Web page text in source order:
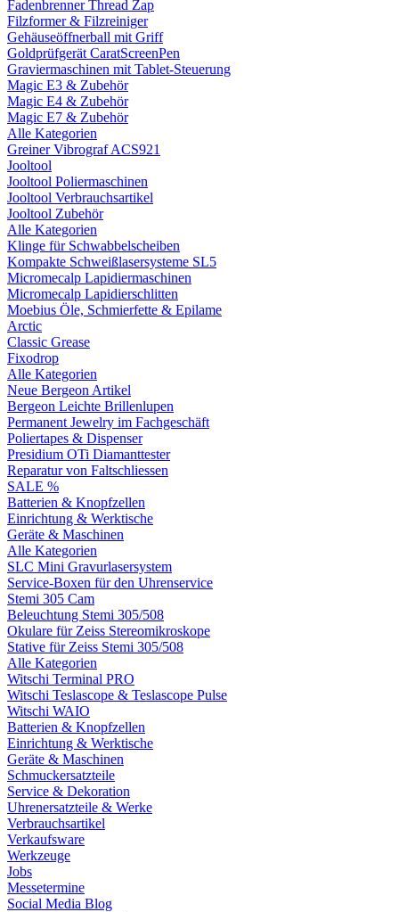
Fadenbrenner Thread Zap
Filzformer & Filzreiniger
Gehäuseöffnerball mit Griff
Goldprüfgerät CaratScreenPen
Graviermaschinen mit Tablet-Steuerung
Magic E3 & Zubehör
Magic E4 & Zubehör
Magic E7 & Zubehör
Alle Kategorien
Greiner Vibrograf ACS921
Jooltool
Jooltool Poliermaschinen
Jooltool Verbrauchsartikel
Jooltool Zubehör
Alle Kategorien
Klinge für Schwabbelscheiben
Kompakte Schweißlasersysteme SL5
Micromecalp Lapidiermaschinen
Micromecalp Lapidierschlitten
Moebius Öle, Schmierfette & Epilame
Arctic
Classic Grease
Fixodrop
Alle Kategorien
Neue Bergeon Artikel
Bergeon Leichte Brillenlupen
Permanent Jewelry im Fachgeschäft
Poliertapes & Dispenser
Presidium OTi Diamanttester
Reparatur von Faltschliessen
SALE %
Batterien & Knopfzellen
Einrichtung & Werktische
Geräte & Maschinen
Alle Kategorien
SLC Mini Gravurlasersystem
Service-Boxen für den Uhrenservice
Stemi 305 Cam
Beleuchtung Stemi 305/508
Okulare für Zeiss Stereomikroskope
Stative für Zeiss Stemi 305/508
Alle Kategorien
Witschi Terminal PRO
Witschi Teslascope & Teslascope Pulse
Witschi WAIO
Batterien & Knopfzellen
Einrichtung & Werktische
Geräte & Maschinen
Schmuckersatzteile
Service & Dekoration
Uhrenersatzteile & Werke
Verbrauchsartikel
Verkaufsware
Werkzeuge
Jobs
Messetermine
Social Media Blog